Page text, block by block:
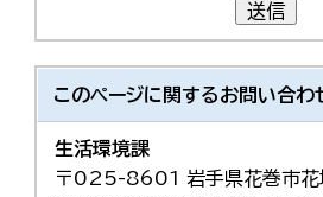
送信
このページに関するお問い合わ
生活環境課
〒025-8601 岩手県花巻市